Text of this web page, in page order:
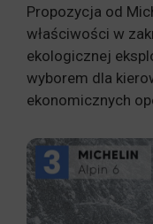
Propozycja od
właściwości w
ekologicznej
wyborem dla
ekonomicznych